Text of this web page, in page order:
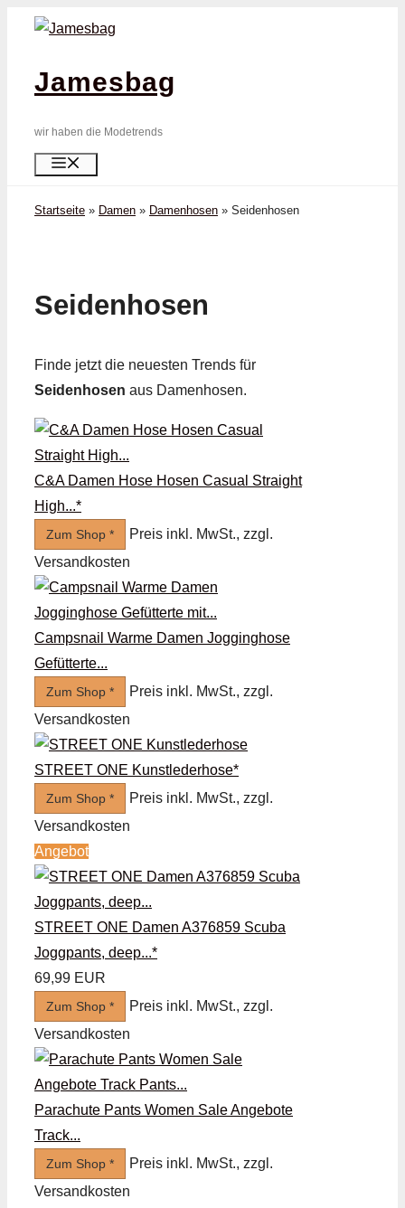
Zum
springenJamesbag
wir haben die Modetrends
Startseite » Damen » Damenhosen » Seiden­hosen
Seiden­hosen
Finde jetzt die neuesten Trends für
Seiden­hosen aus Damenhosen.
C&A Damen Hose Hosen Casual Straight
High...*
Zum Shop *
Preis inkl. MwSt., zzgl.
Versandkosten
Campsnail Warme Damen Jogginghose
Gefütterte...
Zum Shop *
Preis inkl. MwSt., zzgl.
Versandkosten
STREET ONE Kunstlederhose*
Zum Shop *
Preis inkl. MwSt., zzgl.
Versandkosten
Angebot
STREET ONE Damen A376859 Scuba
Joggpants, deep...*
69,99 EUR
Zum Shop *
Preis inkl. MwSt., zzgl.
Versandkosten
Parachute Pants Women Sale Angebote
Track...
Zum Shop *
Preis inkl. MwSt., zzgl.
Versandkosten